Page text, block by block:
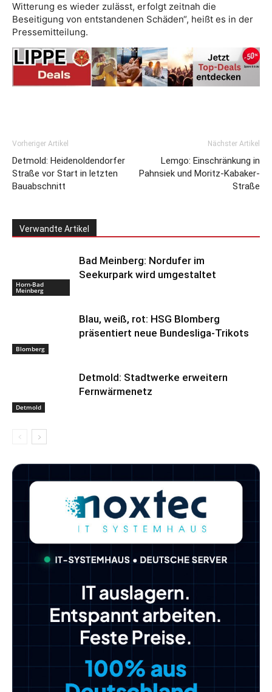
Witterung es wieder zulässt, erfolgt zeitnah die
Beseitigung von entstandenen Schäden“, heißt es in der
Pressemitteilung.
Vorheriger Artikel
Detmold: Heidenoldendorfer
Straße vor Start in letzten
Bauabschnitt
Nächster Artikel
Lemgo: Einschränkung in
Pahnsiek und Moritz-Kabaker-
Straße
Verwandte Artikel
Horn-Bad
Meinberg
Bad Meinberg: Nordufer im
Seekurpark wird umgestaltet
Blomberg
Blau, weiß, rot: HSG Blomberg
präsentiert neue Bundesliga-Trikots
Detmold
Detmold: Stadtwerke erweitern
Fernwärmenetz